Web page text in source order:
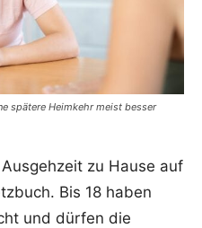
spätere Heimkehr meist besser
zu Hause auf
Bis 18 haben
und dürfen die